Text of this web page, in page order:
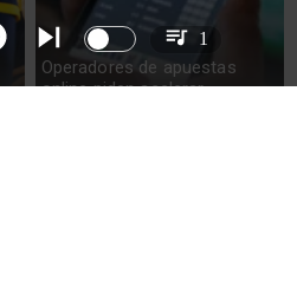
Operadores de apuestas
online piden acelerar
1